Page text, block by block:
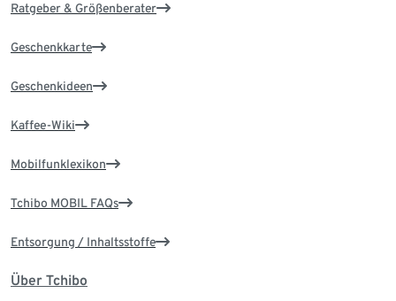
Ratgeber & Größenberater
Geschenkkarte
Geschenkideen
Kaffee-Wiki
Mobilfunklexikon
Tchibo MOBIL FAQs
Entsorgung / Inhaltsstoffe
Über Tchibo